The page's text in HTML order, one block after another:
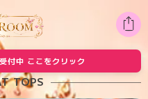
付中 ここをクリック
TOPS